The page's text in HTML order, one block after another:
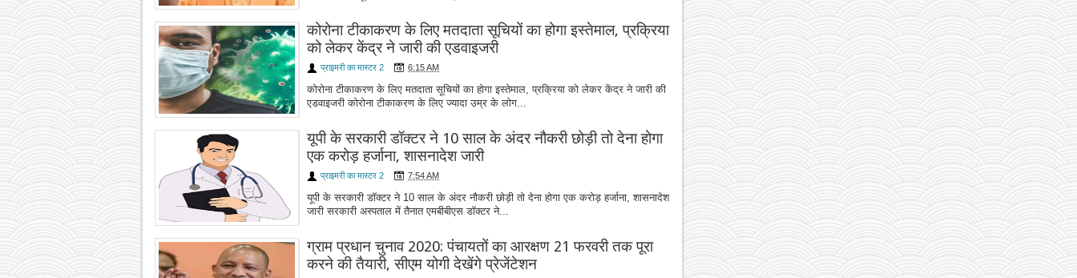
कोरोना टीकाकरण के लिए मतदाता सूचियों का होगा इस्तेमाल, प्रक्रिया
को लेकर केंद्र ने जारी की एडवाइजरी
प्राइमरी का मास्टर 2 6:15 AM
कोरोना टीकाकरण के लिए मतदाता सूचियों का होगा इस्तेमाल, प्रक्रिया को लेकर केंद्र ने जारी की
एडवाइजरी कोरोना टीकाकरण के लिए ज्यादा उम्र के लोग...
यूपी के सरकारी डॉक्टर ने 10 साल के अंदर नौकरी छोड़ी तो देना होगा
एक करोड़ हर्जाना, शासनादेश जारी
प्राइमरी का मास्टर 2 7:54 AM
यूपी के सरकारी डॉक्टर ने 10 साल के अंदर नौकरी छोड़ी तो देना होगा एक करोड़ हर्जाना, शासनादेश
जारी सरकारी अस्पताल में तैनात एमबीबीएस डॉक्टर ने...
ग्राम प्रधान चुनाव 2020: पंचायतों का आरक्षण 21 फरवरी तक पूरा
करने की तैयारी, सीएम योगी देखेंगे प्रेजेंटेशन